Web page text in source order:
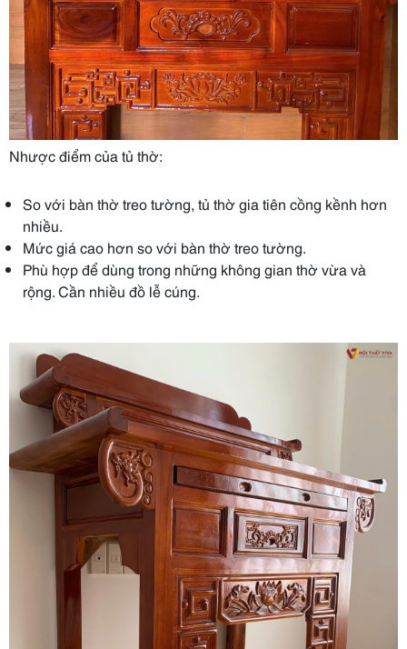
Nhược điểm của tủ thờ:
So với bàn thờ treo tường, tủ thờ gia tiên cồng kềnh hơn
nhiều.
Mức giá cao hơn so với bàn thờ treo tường.
Phù hợp để dùng trong những không gian thờ vừa và
rộng. Cần nhiều đồ lễ cúng.